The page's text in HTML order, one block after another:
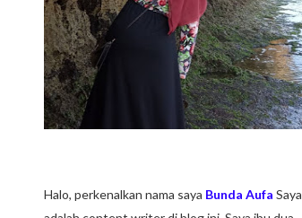
Halo, perkenalkan nama saya Bunda Aufa Saya